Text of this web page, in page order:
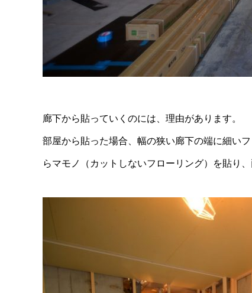
廊下から貼っていくのには、理由があります。
部屋から貼った場合、幅の狭い廊下の端に細い
らマモノ（カットしないフローリング）を貼り